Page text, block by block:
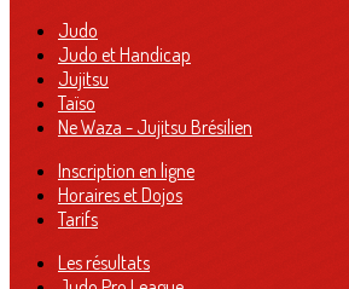
Judo
Judo et Handicap
Jujitsu
Taïso
Ne Waza - Jujitsu Brésilien
Inscription en ligne
Horaires et Dojos
Tarifs
Les résultats